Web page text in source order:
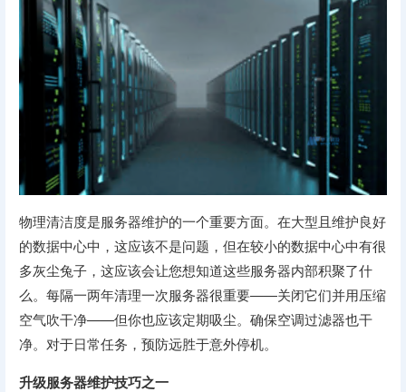
物理清洁度是服务器维护的一个重要方面。在大型且维护良好
的数据中心中，这应该不是问题，但在较小的数据中心中有很
多灰尘兔子，这应该会让您想知道这些服务器内部积聚了什
么。每隔一两年清理一次服务器很重要——关闭它们并用压缩
空气吹干净——但你也应该定期吸尘。确保空调过滤器也干
净。对于日常任务，预防远胜于意外停机。
升级服务器维护技巧之一